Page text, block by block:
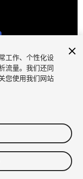
工作、个性化设
流量。我们还同
您使用我们网站